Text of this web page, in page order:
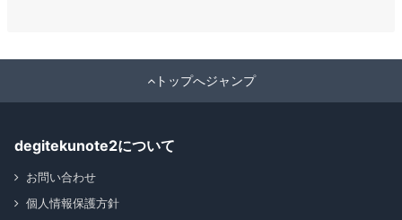
トップへジャンプ
degitekunote2について
お問い合わせ
個人情報保護方針